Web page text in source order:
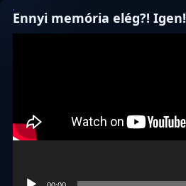
Ennyi memória elég?! Igen!